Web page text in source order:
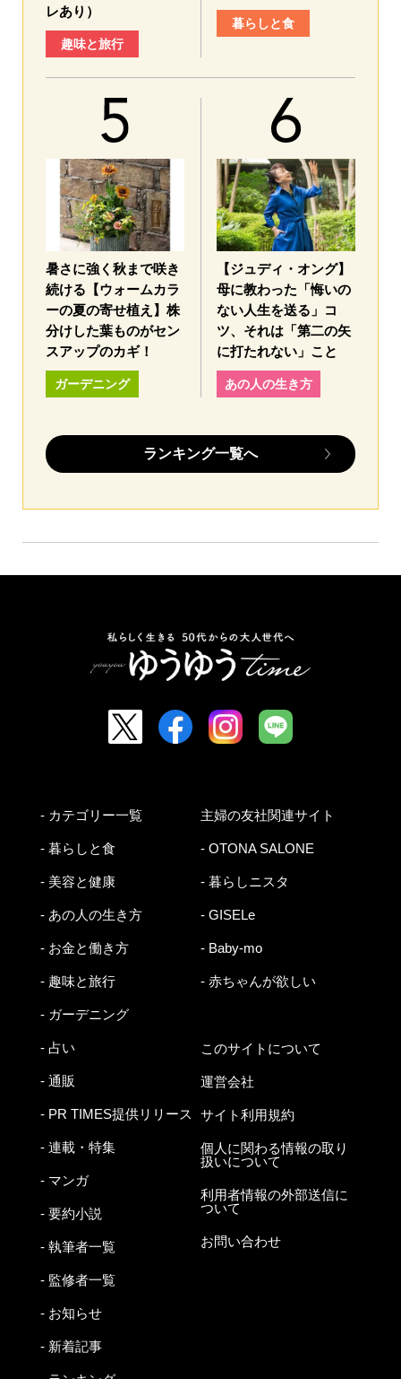
レあり）
趣味と旅行
暮らしと食
暑さに強く秋まで咲き
続ける【ウォームカラ
ーの夏の寄せ植え】株
分けした葉ものがセン
スアップのカギ！
ガーデニング
【ジュディ・オング】
母に教わった「悔いの
ない人生を送る」コ
ツ、それは「第二の矢
に打たれない」こと
あの人の生き方
ランキング一覧へ
- カテゴリー一覧
- 暮らしと食
- 美容と健康
- あの人の生き方
- お金と働き方
- 趣味と旅行
- ガーデニング
- 占い
- 通販
- PR TIMES提供リリース
- 連載・特集
- マンガ
- 要約小説
- 執筆者一覧
- 監修者一覧
- お知らせ
- 新着記事
主婦の友社関連サイト
- OTONA SALONE
- 暮らしニスタ
- GISELe
- Baby-mo
- 赤ちゃんが欲しい
このサイトについて
運営会社
サイト利用規約
個人に関わる情報の取り
扱いについて
利用者情報の外部送信に
ついて
お問い合わせ